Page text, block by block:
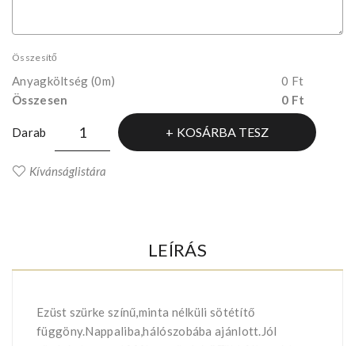
Összesítő
Anyagköltség (0m)
0 Ft
Összesen
0 Ft
Darab KOSÁRBA TESZ
Kívánságlistára
LEÍRÁS
Ezüst szürke színű,minta nélküli sötétítő
függöny.Nappaliba,hálószobába ajánlott.Jól